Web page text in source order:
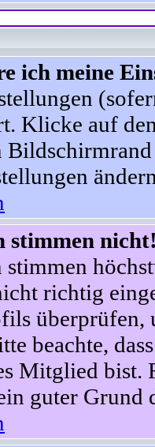
ich meine
Klicke auf den
ändern
stimmen nicht!
richtig
beachte,
Mitglied bist.
guter Grund